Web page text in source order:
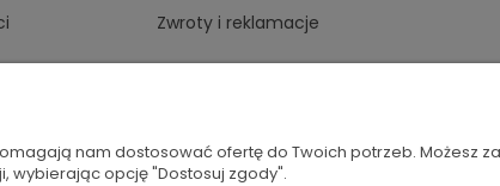
Zwroty i reklamacje
nam dostosować ofertę do Twoich potrzeb. Możesz
wybierając opcję "Dostosuj zgody".